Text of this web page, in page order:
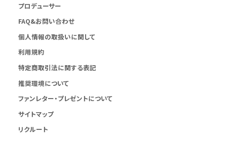
プロデューサー
FAQ&お問い合わせ
個人情報の取扱いに関して
利用規約
特定商取引法に関する表記
推奨環境について
ファンレター・プレゼントについて
サイトマップ
リクルート